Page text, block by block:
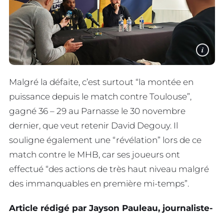
i
Malgré la défaite, c’est surtout “la montée en
puissance depuis le match contre Toulouse”,
gagné 36 – 29 au Parnasse le 30 novembre
dernier, que veut retenir David Degouy. Il
souligne également une “révélation” lors de ce
match contre le MHB, car ses joueurs ont
effectué “des actions de très haut niveau malgré
des immanquables en première mi-temps”.
Article rédigé par Jayson Pauleau, journaliste-